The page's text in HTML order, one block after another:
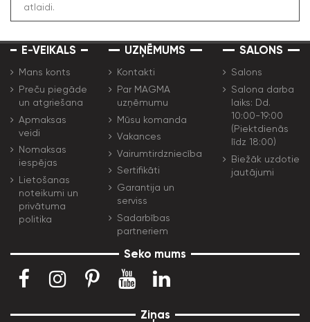
atlaidi.
E-VEIKALS
Mans konts
Preču piegāde
un atgriešana
Apmaksas
veidi
Nomaksas
iespējas
Lietošanas
noteikumi un
privātuma
politika
UZŅĒMUMS
Kontakti
Par MAGMA
uzņēmumu
Mūsu komanda
Vakances
Vairumtirdzniecība
Sertifikāti
Garantija un
serviss
Sadarbības
partneriem
SALONS
Salons
Salona darba
laiks: Dd.
10:00-19:00
(Piektdienās
līdz 18:00)
Biežāk uzdotie
jautājumi
Seko mums
Ziņas